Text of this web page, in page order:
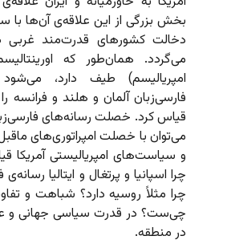
بخش بزرگی از این علاقه‌ی آن‌ها با
دخالت کشورهای قدرت‌مند غربی
می‌گردد. همان‌طور که
امپریالیسم) طیف دارد،
فارسی‌زبان آلمان و هلند و فرانسه را
قیاس کرد. خصلت رسانه‌های
می‌توان با خصلت امپراتوری‌های
و سیاست‌های امپریالیستی آمریکا
چرا اسپانیا و پرتغال و ایتالیا
چرا مثلاً روسیه دارد؟ شباهت و
چی‌ست؟ در قدرت سیاسی جهانی و
در منطقه.